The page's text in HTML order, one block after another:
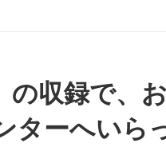
の収録で、
ターへいら